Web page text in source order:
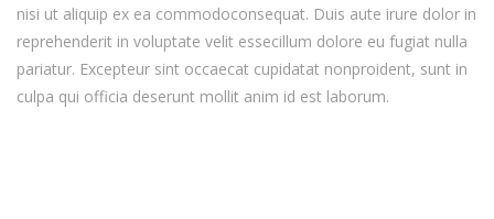
nisi ut aliquip ex ea commodoconsequat. Duis aute irure dolor in
reprehenderit in voluptate velit essecillum dolore eu fugiat nulla
pariatur. Excepteur sint occaecat cupidatat nonproident, sunt in
culpa qui officia deserunt mollit anim id est laborum.